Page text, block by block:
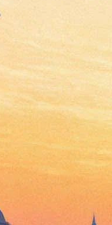
Версия для печати